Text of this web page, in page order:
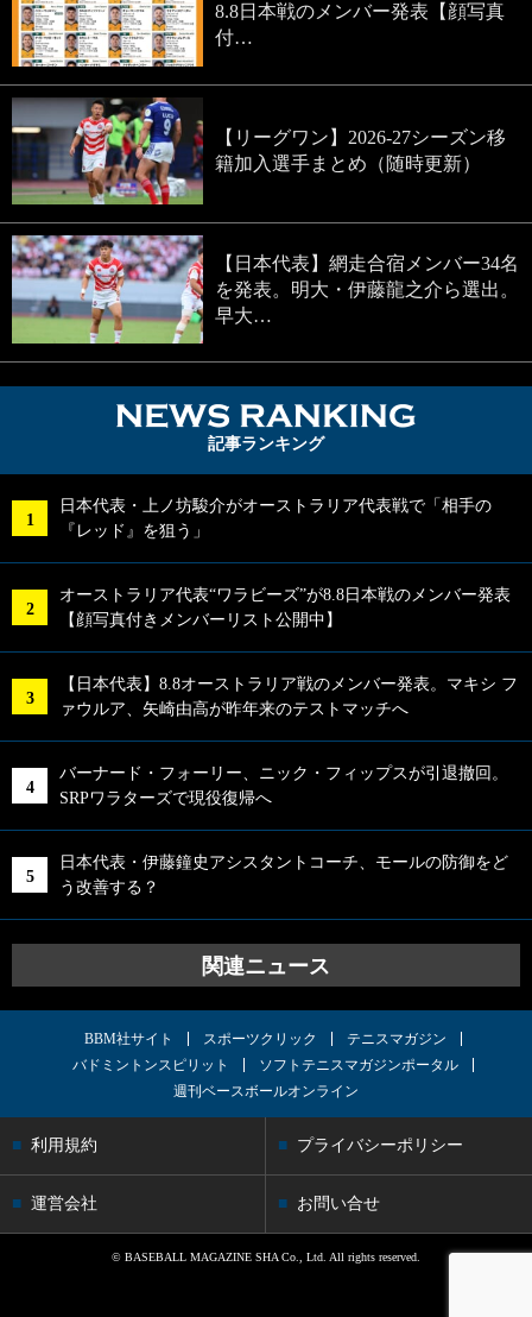
8.8日本戦のメンバー発表【顔写真
付…
【リーグワン】2026-27シーズン移
籍加入選手まとめ（随時更新）
【日本代表】網走合宿メンバー34名
を発表。明大・伊藤龍之介ら選出。
早大…
記事ランキング
日本代表・上ノ坊駿介がオーストラリア代表戦で「相手の
『レッド』を狙う」
オーストラリア代表“ワラビーズ”が8.8日本戦のメンバー発表
【顔写真付きメンバーリスト公開中】
【日本代表】8.8オーストラリア戦のメンバー発表。マキシ フ
ァウルア、矢崎由高が昨年来のテストマッチへ
バーナード・フォーリー、ニック・フィップスが引退撤回。
SRPワラターズで現役復帰へ
日本代表・伊藤鐘史アシスタントコーチ、モールの防御をど
う改善する？
関連ニュース
BBM社サイト スポーツクリック
テニスマガジン
バドミントンスピリット
ソフトテニスマガジンポータル
週刊ベースボールオンライン
利用規約 プライバシーポリシー
運営会社 お問い合せ
© BASEBALL MAGAZINE SHA Co., Ltd. All rights reserved.